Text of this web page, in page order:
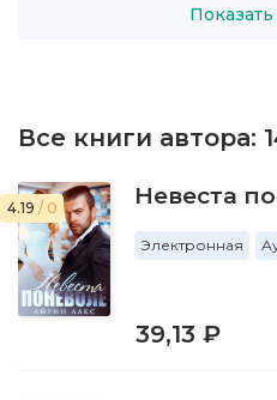
Все книги автора:
4.19 / 0 Невеста
Электронная
39,13 ₽